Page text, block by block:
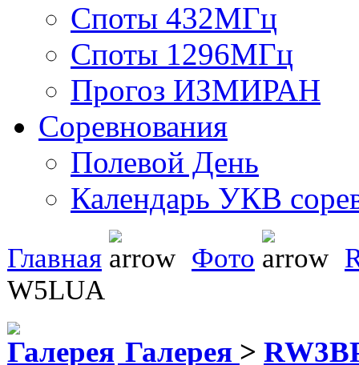
Споты 432МГц
Споты 1296МГц
Прогоз ИЗМИРАН
Соревнования
Полевой День
Календарь УКВ
Главная Фото
W5LUA
Галерея >